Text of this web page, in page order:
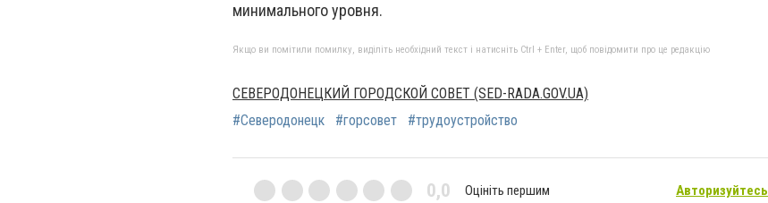
минимального уровня.
Якщо ви помітили помилку, виділіть необхідний текст і натисніть Ctrl + Enter, щоб повідомити про це редакцію
СЕВЕРОДОНЕЦКИЙ ГОРОДСКОЙ СОВЕТ (SED-RADA.GOV.UA)
#Северодонецк
#горсовет #трудоустройство
0,0 Оцініть першим Авторизуйтесь